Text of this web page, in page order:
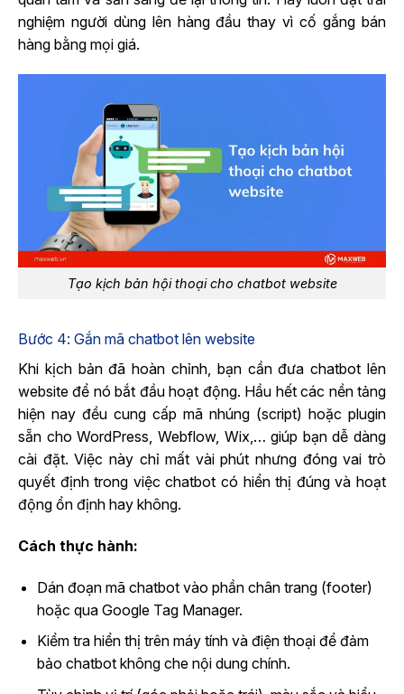
nghiệm người dùng lên hàng đầu thay vì cố gắng bán
hàng bằng mọi giá.
Tạo kịch bản hội thoại cho chatbot website
Bước 4: Gắn mã chatbot lên website
Khi kịch bản đã hoàn chỉnh, bạn cần đưa chatbot lên
website để nó bắt đầu hoạt động. Hầu hết các nền tảng
hiện nay đều cung cấp mã nhúng (script) hoặc plugin
sẵn cho WordPress, Webflow, Wix,… giúp bạn dễ dàng
cài đặt. Việc này chỉ mất vài phút nhưng đóng vai trò
quyết định trong việc chatbot có hiển thị đúng và hoạt
động ổn định hay không.
Cách thực hành:
Dán đoạn mã chatbot vào phần chân trang (footer)
hoặc qua Google Tag Manager.
Kiểm tra hiển thị trên máy tính và điện thoại để đảm
bảo chatbot không che nội dung chính.